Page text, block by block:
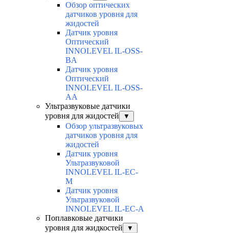
Обзор оптических
датчиков уровня для
жидостей
Датчик уровня
Оптический
INNOLEVEL IL-OSS-
BA
Датчик уровня
Оптический
INNOLEVEL IL-OSS-
AA
Ультразвуковые датчики
уровня для жидостей
▼
Обзор ультразвуковых
датчиков уровня для
жидостей
Датчик уровня
Ультразвуковой
INNOLEVEL IL-EC-
М
Датчик уровня
Ультразвуковой
INNOLEVEL IL-EC-A
Поплавковые датчики
уровня для жидкостей
▼